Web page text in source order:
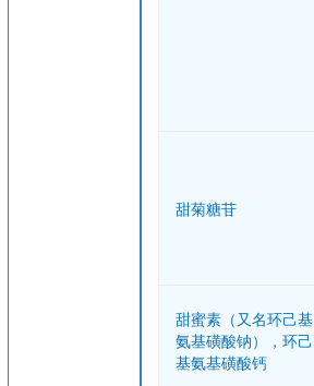
甜菊糖苷
甜蜜素（又名环己基
氨基磺酸钠），环己
基氨基磺酸钙